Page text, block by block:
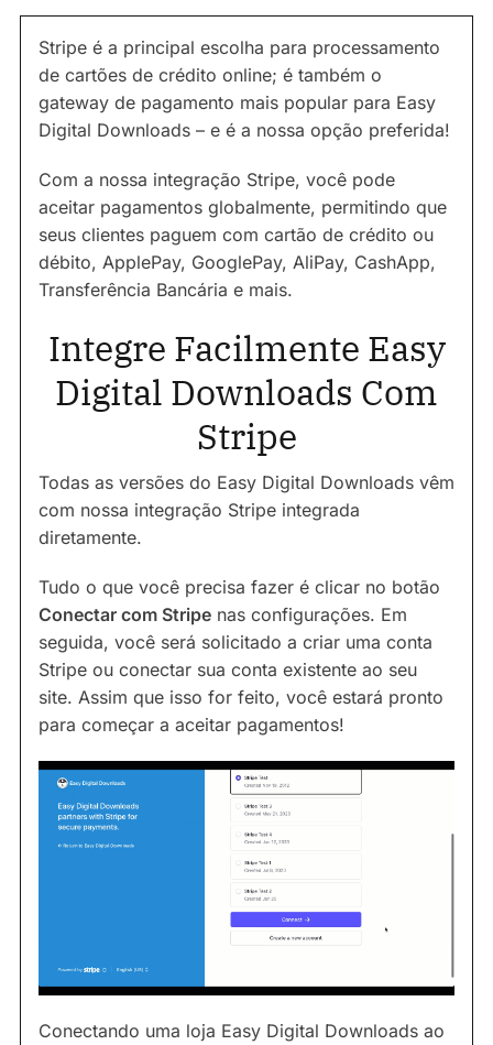
Stripe é a principal escolha para processamento
de cartões de crédito online; é também o
gateway de pagamento mais popular para Easy
Digital Downloads – e é a nossa opção preferida!
Com a nossa integração Stripe, você pode
aceitar pagamentos globalmente, permitindo que
seus clientes paguem com cartão de crédito ou
débito, ApplePay, GooglePay, AliPay, CashApp,
Transferência Bancária e mais.
Integre Facilmente Easy
Digital Downloads Com
Stripe
Todas as versões do Easy Digital Downloads vêm
com nossa integração Stripe integrada
diretamente.
Tudo o que você precisa fazer é clicar no botão
Conectar com Stripe nas configurações. Em
seguida, você será solicitado a criar uma conta
Stripe ou conectar sua conta existente ao seu
site. Assim que isso for feito, você estará pronto
para começar a aceitar pagamentos!
Conectando uma loja Easy Digital Downloads ao